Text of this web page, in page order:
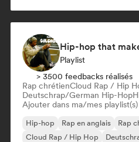
Hip-hop that
Playlist
> 3500 feedbacks réalisés
Rap chrétienCloud Rap / Hip
Deutschrap/German Hip-Hop
Ajouter dans ma/mes
Hip-hop Rap en anglais
Rap
Cloud Rap / Hip Hop